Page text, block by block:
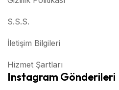
S.S.S.
İletişim Bilgileri
Hizmet Şartları
Instagram Gönderileri